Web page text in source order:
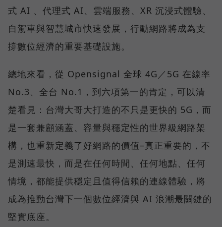
式 AI 、代理式 AI、雲端服務、XR 沉浸式體驗、
自駕車與智慧城市快速發展，行動網路將成為支
撐數位經濟的重要基礎設施。
總地來看，從 Opensignal 全球 4G／5G 在線率
No.3、全台 No.1，到六項第一的肯定，可以清
楚看見：台灣大哥大打造的不只是更快的 5G，而
是一套兼顧涵蓋、容量與穩定性的世界級網路架
構，也重新定義了好網路的價值–真正重要的，不
是測速最快，而是在任何時間、任何地點、任何
情境，都能提供穩定且值得信賴的連線體驗，將
成為推動台灣下一個數位經濟與 AI 浪潮最關鍵的
堅實底座。